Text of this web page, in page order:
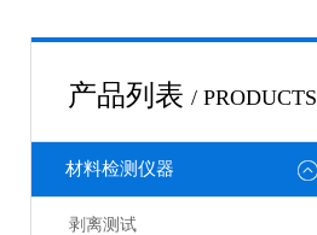
产品列表 / PRODUCTS
材料检测仪器
剥离测试